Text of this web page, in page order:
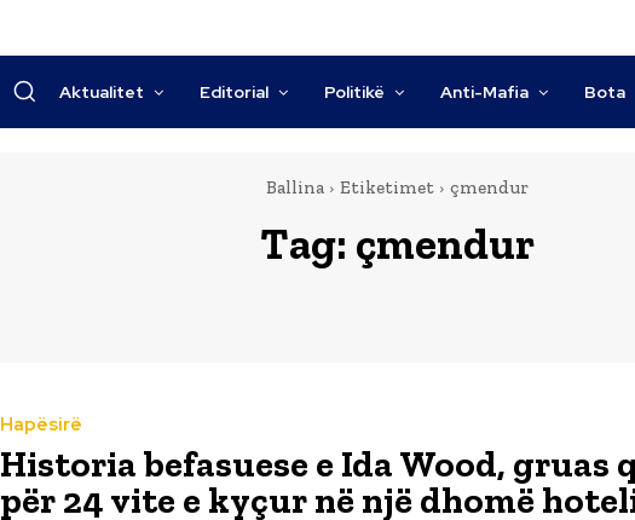
Aktualitet Editorial Politikë Anti-Mafia Bota
Ballina Etiketimet çmendur
Tag: çmendur
Hapësirë
Historia befasuese e Ida Wood, gruas
për 24 vite e kyçur në një dhomë